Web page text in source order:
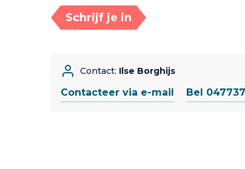
Schrijf je in
Contact: Ilse Borghijs
Contacteer via e-mail Bel